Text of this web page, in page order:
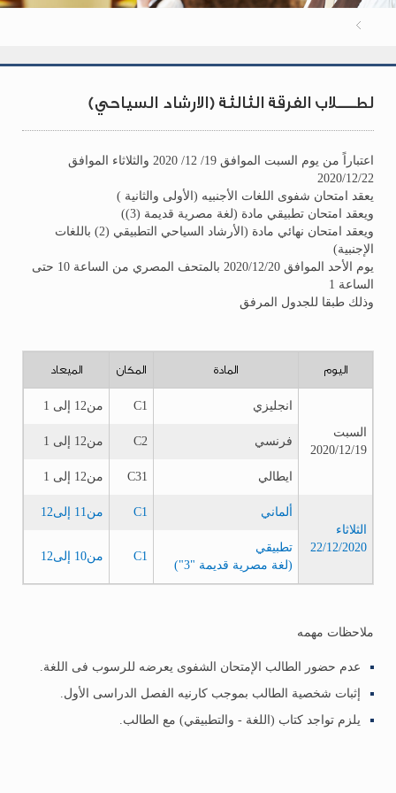
لطــــلاب الفرقة الثالثة (الارشاد السياحي)
اعتباراً من يوم السبت الموافق 19/ 12/ 2020 والثلاثاء الموافق
2020/12/22
يعقد امتحان شفوى اللغات الأجنبيه (الأولى والثانية )
ويعقد امتحان تطبيقي مادة (لغة مصرية قديمة (3))
ويعقد امتحان نهائي مادة (الأرشاد السياحي التطبيقي (2) باللغات
الإجنبية)
يوم الأحد الموافق 2020/12/20 بالمتحف المصري من الساعة 10 حتى
الساعة 1
وذلك طبقا للجدول المرفق
اليوم المادة المكان الميعاد
السبت
2020/12/19
انجليزي C1 من12 إلى 1
فرنسي C2 من12 إلى 1
ايطالي C31 من12 إلى 1
الثلاثاء
22/12/2020
ألماني C1 من11 إلى12
تطبيقي
‏(لغة مصرية قديمة ‏‏"‏‎3‎‏")‏
C1 من10 إلى12
ملاحظات مهمه
عدم حضور الطالب الإمتحان الشفوى يعرضه للرسوب فى اللغة.
إثبات شخصية الطالب بموجب كارنيه الفصل الدراسى الأول.
يلزم تواجد كتاب (اللغة - والتطبيقي) مع الطالب.